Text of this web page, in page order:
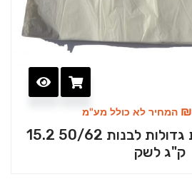
₪ המחיר לא כולל מע"מ
שקיות גופיה עבות גדולות לבנות 50/62 15.2
ק"ג לשק